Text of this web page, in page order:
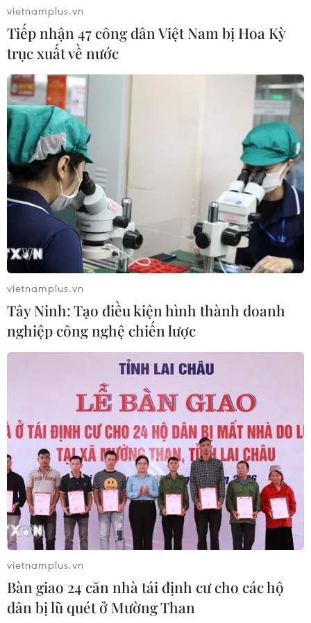
Bộ trưởng Bộ Công an Lương Tam
Quang tiếp Quốc vụ khanh Bộ Nội vụ
Campuchia
04/08/2026 13:35
Tổng Bí thư, Chủ tịch nước
tiếp Đại sứ, Đại biện các nước ASEAN
04/08/2026 12:58
Tổng Bí thư, Chủ tịch nước: Cùng
xây dựng Cộng đồng ASEAN đoàn
kết, vững mạnh
cho tương lai ASEAN
Hợp tác Nghị viện là trụ cột quan
trọng trong tổng thể quan hệ Việt
Nam-Thái Lan
04/08/2026 10:09
Vụ kiện 1MDB: Cựu Thủ tướng
Malaysia bị yêu cầu bồi thường hơn
5,6 tỷ USD
04/08/2026 03:48
vietnamplus.vn
Tiếp nhận 47 công dân Việt Nam bị Hoa Kỳ
trục xuất về nước
vietnamplus.vn
Tây Ninh: Tạo điều kiện hình thành doanh
nghiệp công nghệ chiến lược
vietnamplus.vn
Bàn giao 24 căn nhà tái định cư cho các hộ
dân bị lũ quét ở Mường Than